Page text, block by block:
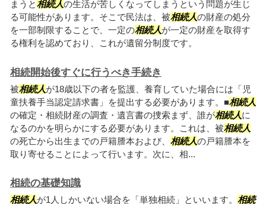
まうと相続人の生活が苦しくなってしまうという問題が生じ
る可能性があります。そこで民法は、被相続人の財産の処分
を一部制限することで、一定の相続人が一定の財産を取得す
る権利を認めており、これが遺留分制度です。
相続開始後すぐに行うべき手続き
被相続人が18歳以下の者を監護、養育していた場合には「児
童扶養手当認定請求書」を提出する必要があります。■相続人
の確定・相続財産の調査・遺言書の捜索まず、誰が相続人に
なるのかを明らかにする必要があります。これは、被相続人
の死亡から出生までの戸籍謄本および、 相続人の戸籍謄本を
取り寄せることによって行います。次に、相...
相続の基礎知識
相続人が1人しかいない場合を「単独相続」といいます。 相続